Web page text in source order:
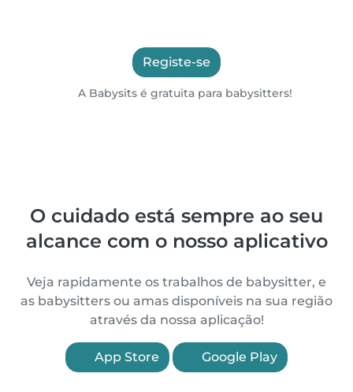
Registe-se
A Babysits é gratuita para babysitters!
O cuidado está sempre ao seu
alcance com o nosso aplicativo
Veja rapidamente os trabalhos de babysitter, e
as babysitters ou amas disponíveis na sua região
através da nossa aplicação!
App Store Google Play